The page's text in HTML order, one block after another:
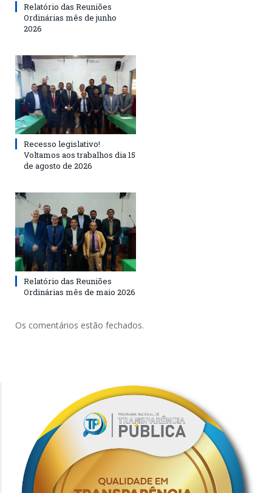
Relatório das Reuniões
Ordinárias mês de junho
2026
Recesso legislativo!
Voltamos aos trabalhos dia 15
de agosto de 2026
Relatório das Reuniões
Ordinárias mês de maio 2026
Os comentários estão fechados.